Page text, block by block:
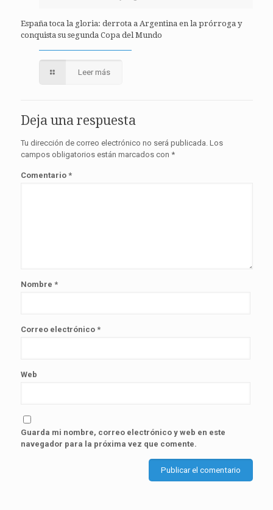
España toca la gloria: derrota a Argentina en la prórroga y
conquista su segunda Copa del Mundo
Leer más
Deja una respuesta
Tu dirección de correo electrónico no será publicada. Los
campos obligatorios están marcados con *
Comentario *
Nombre *
Correo electrónico *
Web
Guarda mi nombre, correo electrónico y web en este
navegador para la próxima vez que comente.